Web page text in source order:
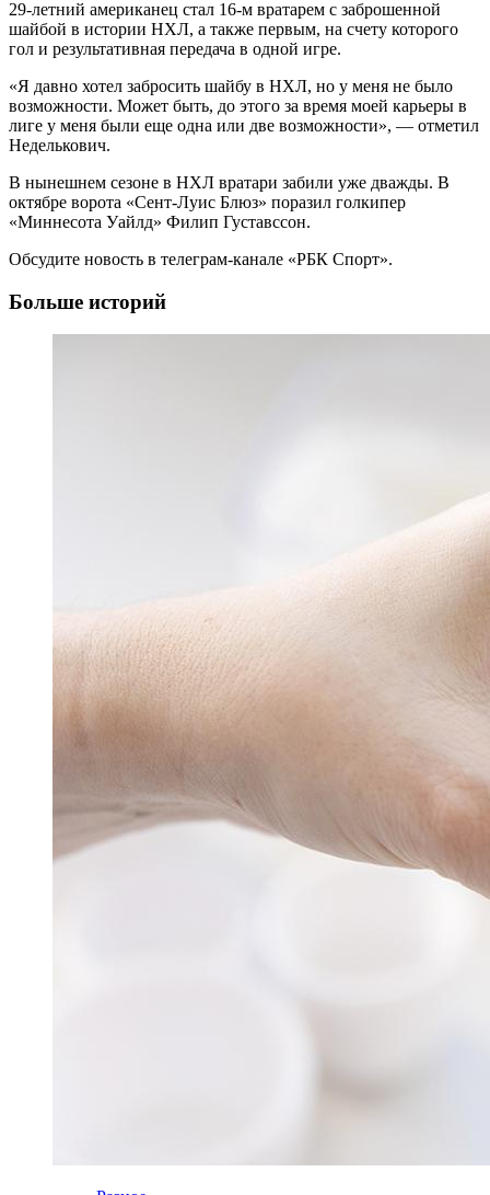
29-летний американец стал 16-м вратарем с заброшенной
шайбой в истории НХЛ, а также первым, на счету которого
гол и результативная передача в одной игре.
«Я давно хотел забросить шайбу в НХЛ, но у меня не было
возможности. Может быть, до этого за время моей карьеры в
лиге у меня были еще одна или две возможности», — отметил
Неделькович.
В нынешнем сезоне в НХЛ вратари забили уже дважды. В
октябре ворота «Сент-Луис Блюз» поразил голкипер
«Миннесота Уайлд» Филип Густавссон.
Обсудите новость в телеграм-канале «РБК Спорт».
Больше историй